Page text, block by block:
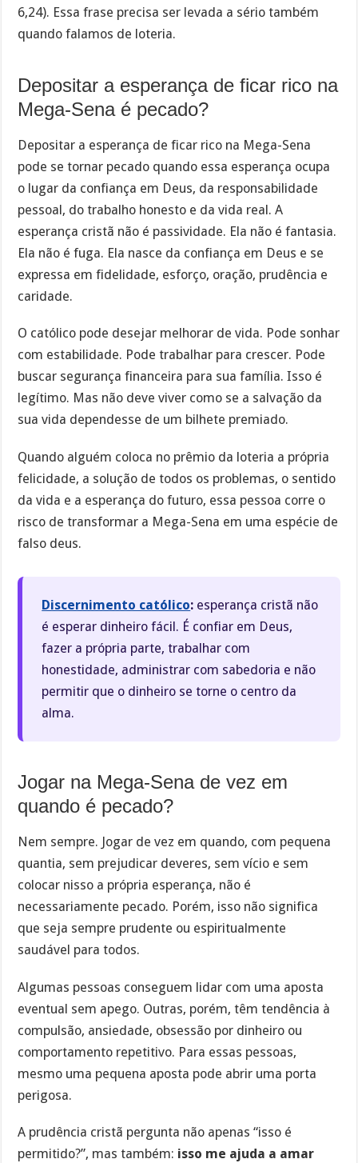
6,24). Essa frase precisa ser levada a sério também
quando falamos de loteria.
Depositar a esperança de ficar rico na
Mega-Sena é pecado?
Depositar a esperança de ficar rico na Mega-Sena
pode se tornar pecado quando essa esperança ocupa
o lugar da confiança em Deus, da responsabilidade
pessoal, do trabalho honesto e da vida real. A
esperança cristã não é passividade. Ela não é fantasia.
Ela não é fuga. Ela nasce da confiança em Deus e se
expressa em fidelidade, esforço, oração, prudência e
caridade.
O católico pode desejar melhorar de vida. Pode sonhar
com estabilidade. Pode trabalhar para crescer. Pode
buscar segurança financeira para sua família. Isso é
legítimo. Mas não deve viver como se a salvação da
sua vida dependesse de um bilhete premiado.
Quando alguém coloca no prêmio da loteria a própria
felicidade, a solução de todos os problemas, o sentido
da vida e a esperança do futuro, essa pessoa corre o
risco de transformar a Mega-Sena em uma espécie de
falso deus.
Discernimento católico: esperança cristã não
é esperar dinheiro fácil. É confiar em Deus,
fazer a própria parte, trabalhar com
honestidade, administrar com sabedoria e não
permitir que o dinheiro se torne o centro da
alma.
Jogar na Mega-Sena de vez em
quando é pecado?
Nem sempre. Jogar de vez em quando, com pequena
quantia, sem prejudicar deveres, sem vício e sem
colocar nisso a própria esperança, não é
necessariamente pecado. Porém, isso não significa
que seja sempre prudente ou espiritualmente
saudável para todos.
Algumas pessoas conseguem lidar com uma aposta
eventual sem apego. Outras, porém, têm tendência à
compulsão, ansiedade, obsessão por dinheiro ou
comportamento repetitivo. Para essas pessoas,
mesmo uma pequena aposta pode abrir uma porta
perigosa.
A prudência cristã pergunta não apenas “isso é
permitido?”, mas também: isso me ajuda a amar